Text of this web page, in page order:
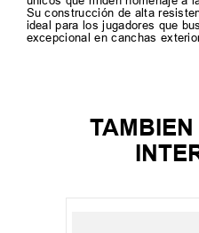
Su construcción de alta
ideal para los jugadores que
excepcional en canchas